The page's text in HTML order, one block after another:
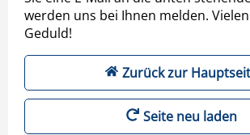
werden uns bei Ihnen melden.
Geduld!
Zurück zur
Seite neu laden